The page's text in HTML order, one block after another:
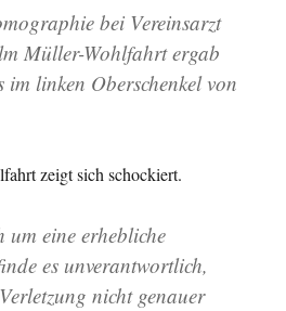
bei Vereinsarzt
Müller-Wohlfahrt ergab
im linken Oberschenkel von
zeigt sich schockiert.
um eine erhebliche
es unverantwortlich,
nicht genauer